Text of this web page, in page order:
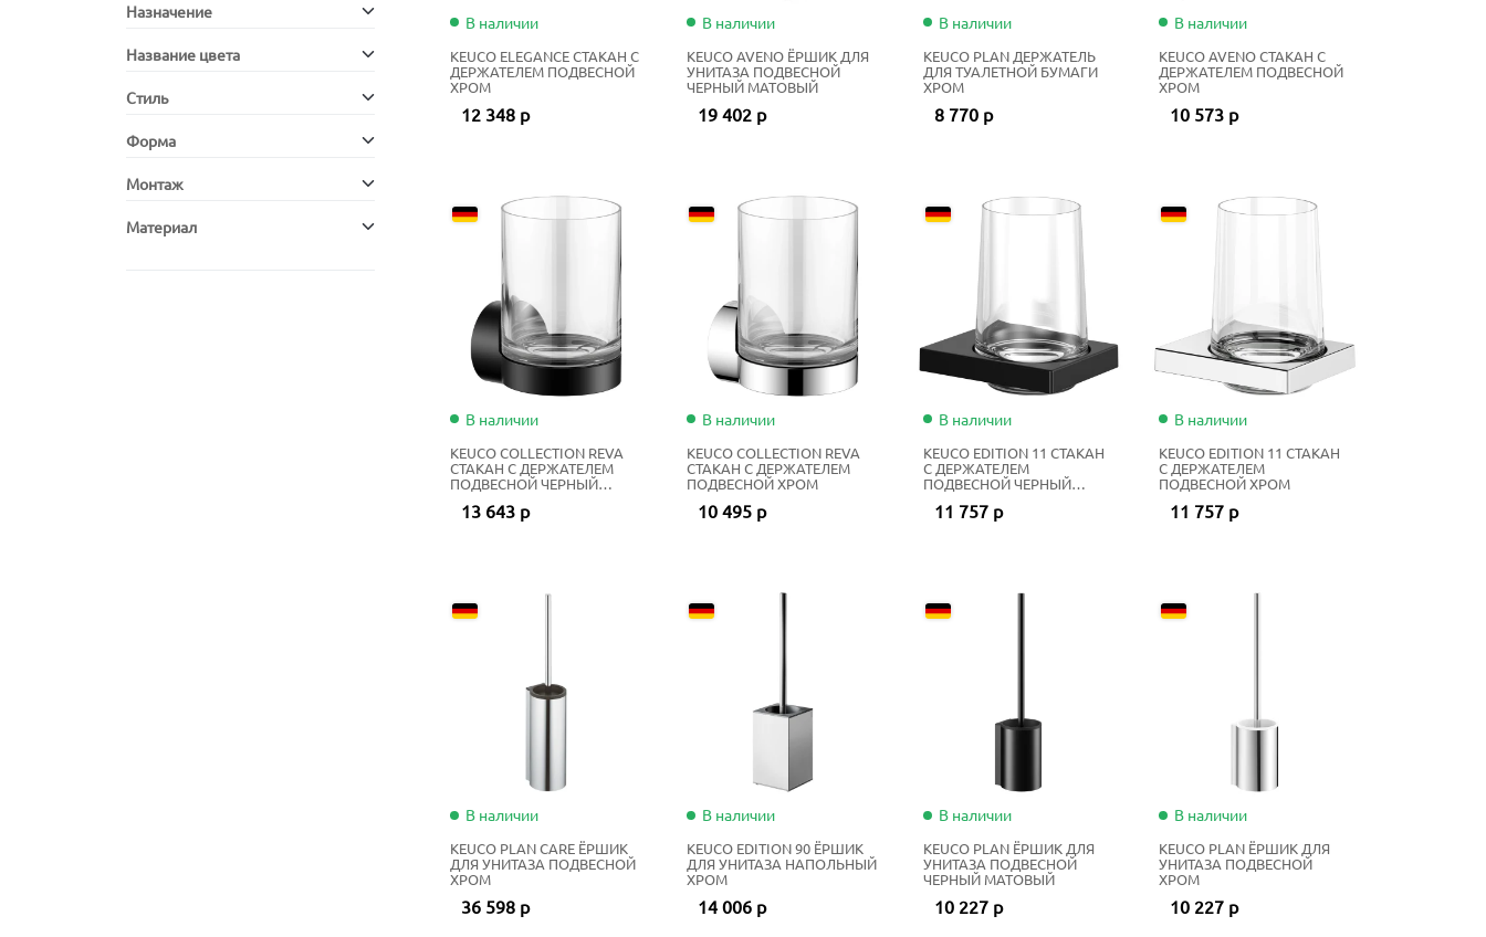
Назначение
Название цвета
Стиль
Форма
Монтаж
Материал
В наличии
KEUCO ELEGANCE СТАКАН С
ДЕРЖАТЕЛЕМ ПОДВЕСНОЙ
ХРОМ
12 348 р
В наличии
KEUCO AVENO ЁРШИК ДЛЯ
УНИТАЗА ПОДВЕСНОЙ
ЧЕРНЫЙ МАТОВЫЙ
19 402 р
В наличии
KEUCO PLAN ДЕРЖАТЕЛЬ
ДЛЯ ТУАЛЕТНОЙ БУМАГИ
ХРОМ
8 770 р
В наличии
KEUCO AVENO СТАКАН С
ДЕРЖАТЕЛЕМ ПОДВЕСНОЙ
ХРОМ
10 573 р
В наличии
KEUCO COLLECTION REVA
СТАКАН С ДЕРЖАТЕЛЕМ
ПОДВЕСНОЙ ЧЕРНЫЙ
13 643 р
В наличии
KEUCO COLLECTION REVA
СТАКАН С ДЕРЖАТЕЛЕМ
ПОДВЕСНОЙ ХРОМ
10 495 р
В наличии
KEUCO EDITION 11 СТАКАН
С ДЕРЖАТЕЛЕМ
ПОДВЕСНОЙ ЧЕРНЫЙ
11 757 р
В наличии
KEUCO EDITION 11 СТАКАН
С ДЕРЖАТЕЛЕМ
ПОДВЕСНОЙ ХРОМ
11 757 р
В наличии
KEUCO PLAN CARE ЁРШИК
ДЛЯ УНИТАЗА ПОДВЕСНОЙ
ХРОМ
36 598 р
В наличии
KEUCO EDITION 90 ЁРШИК
ДЛЯ УНИТАЗА НАПОЛЬНЫЙ
ХРОМ
14 006 р
В наличии
KEUCO PLAN ЁРШИК ДЛЯ
УНИТАЗА ПОДВЕСНОЙ
ЧЕРНЫЙ МАТОВЫЙ
10 227 р
В наличии
KEUCO PLAN ЁРШИК ДЛЯ
УНИТАЗА ПОДВЕСНОЙ
ХРОМ
10 227 р